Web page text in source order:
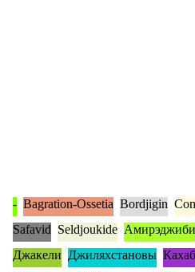
- Bagration-Ossetia Bordjigin
Safavid Seldjoukide Амирэджиби
Джакели Джиляхстановы